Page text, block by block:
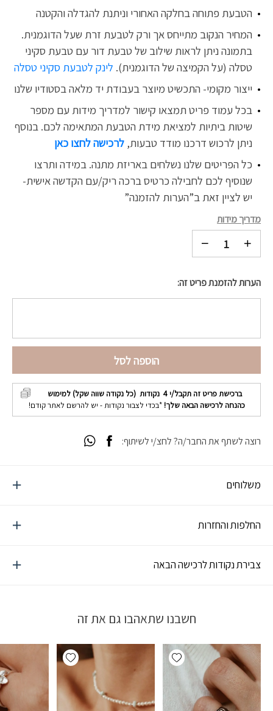
הטבעת פתוחה בחלקה האחורי וניתנת להגדלה והקטנה
המחיר הנקוב מתייחס אך ורק לטבעת זרת שעל הדוגמנית.
בתמונה ניתן לראות שילוב של טבעת דור עם טבעת סקיני
טסלה (על הקמיצה של הדוגמנית). לינק לטבעת סקיני טסלה
ייצור מקומי- התכשיט מיוצר בעבודת יד מלאה בסטודיו שלנו
בכל עמוד פריט תמצאו קישור למדריך מידות עם מספר
שיטות ביתיות למציאת מידת הטבעת המתאימה לכם. בנוסף
ניתן לרכוש דרכנו מודד טבעות, לרכישה לחצו כאן
כל הפריטים שלנו נשלחים באריזת מתנה. במידה ותרצו
שנוסיף לכם לחבילה כרטיס ברכה ריק/עם הקדשה אישית-
יש לציין זאת ב”הערות להזמנה”
מדריך מידות
הערות להזמנת פריט זה:
הוספה לסל
ברכישת פריט זה תקבל/י4 נקודות (כל נקודה שווה שקל) למימוש
כהנחה לרכישה הבאה שלך! *בכדי לצבור נקודות - יש להרשם לאתר קודם!
משלוחים
החלפות והחזרות
צבירת נקודות לרכישה הבאה
רוצה לשתף את החבר/ה? לחצ/י לשיתוף:
חשבנו שתאהבו גם את זה
Add wishlist
Add wishlist